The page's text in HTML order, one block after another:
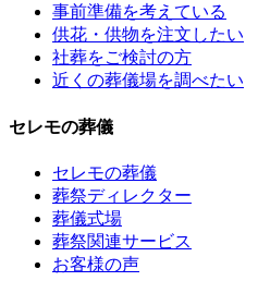
事前準備を考えている
供花・供物を注文したい
社葬をご検討の方
近くの葬儀場を調べたい
セレモの葬儀
セレモの葬儀
葬祭ディレクター
葬儀式場
葬祭関連サービス
お客様の声